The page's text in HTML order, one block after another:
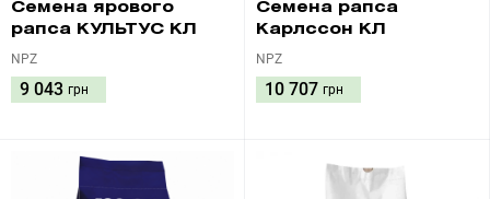
Семена ярового
рапса КУЛЬТУС КЛ
NPZ
9 043 грн
Семена рапса
Карлссон КЛ
NPZ
10 707 грн